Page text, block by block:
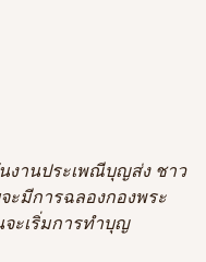
งานประเพณีบุญส่ง ชาว
ะมีการฉลองกองพระ
ะเริ่มการทำบุญ